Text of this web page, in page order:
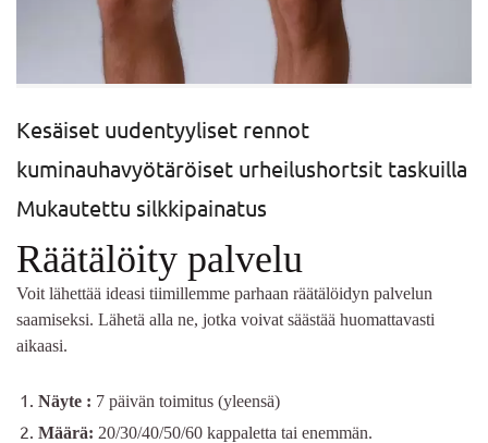
Kesäiset uudentyyliset rennot
kuminauhavyötäröiset urheilushortsit taskuilla
Mukautettu silkkipainatus
Räätälöity palvelu
Voit lähettää ideasi tiimillemme parhaan räätälöidyn palvelun
saamiseksi. Lähetä alla ne, jotka voivat säästää huomattavasti
aikaasi.
Näyte : 7 päivän toimitus (yleensä)
Määrä: 20/30/40/50/60 kappaletta tai enemmän.